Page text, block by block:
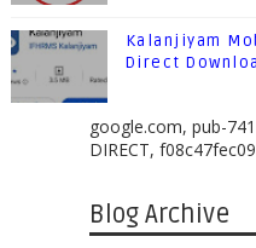
Kalanjiyam
Direct
google.com, pub-
DIRECT,
Blog Archive